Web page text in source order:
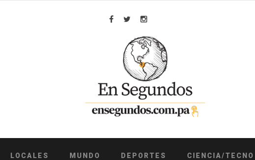
Facebook
TwitterInstagram
LOCALES MUNDO DEPORTES CIENCIA/TECNO